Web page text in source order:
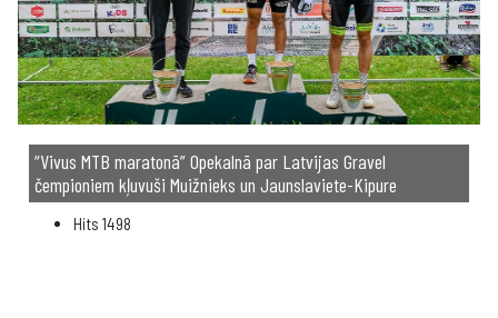
“Vivus MTB maratonā” Opekalnā par Latvijas Gravel
čempioniem kļuvuši Muižnieks un Jaunslaviete-Kipure
Hits 1498